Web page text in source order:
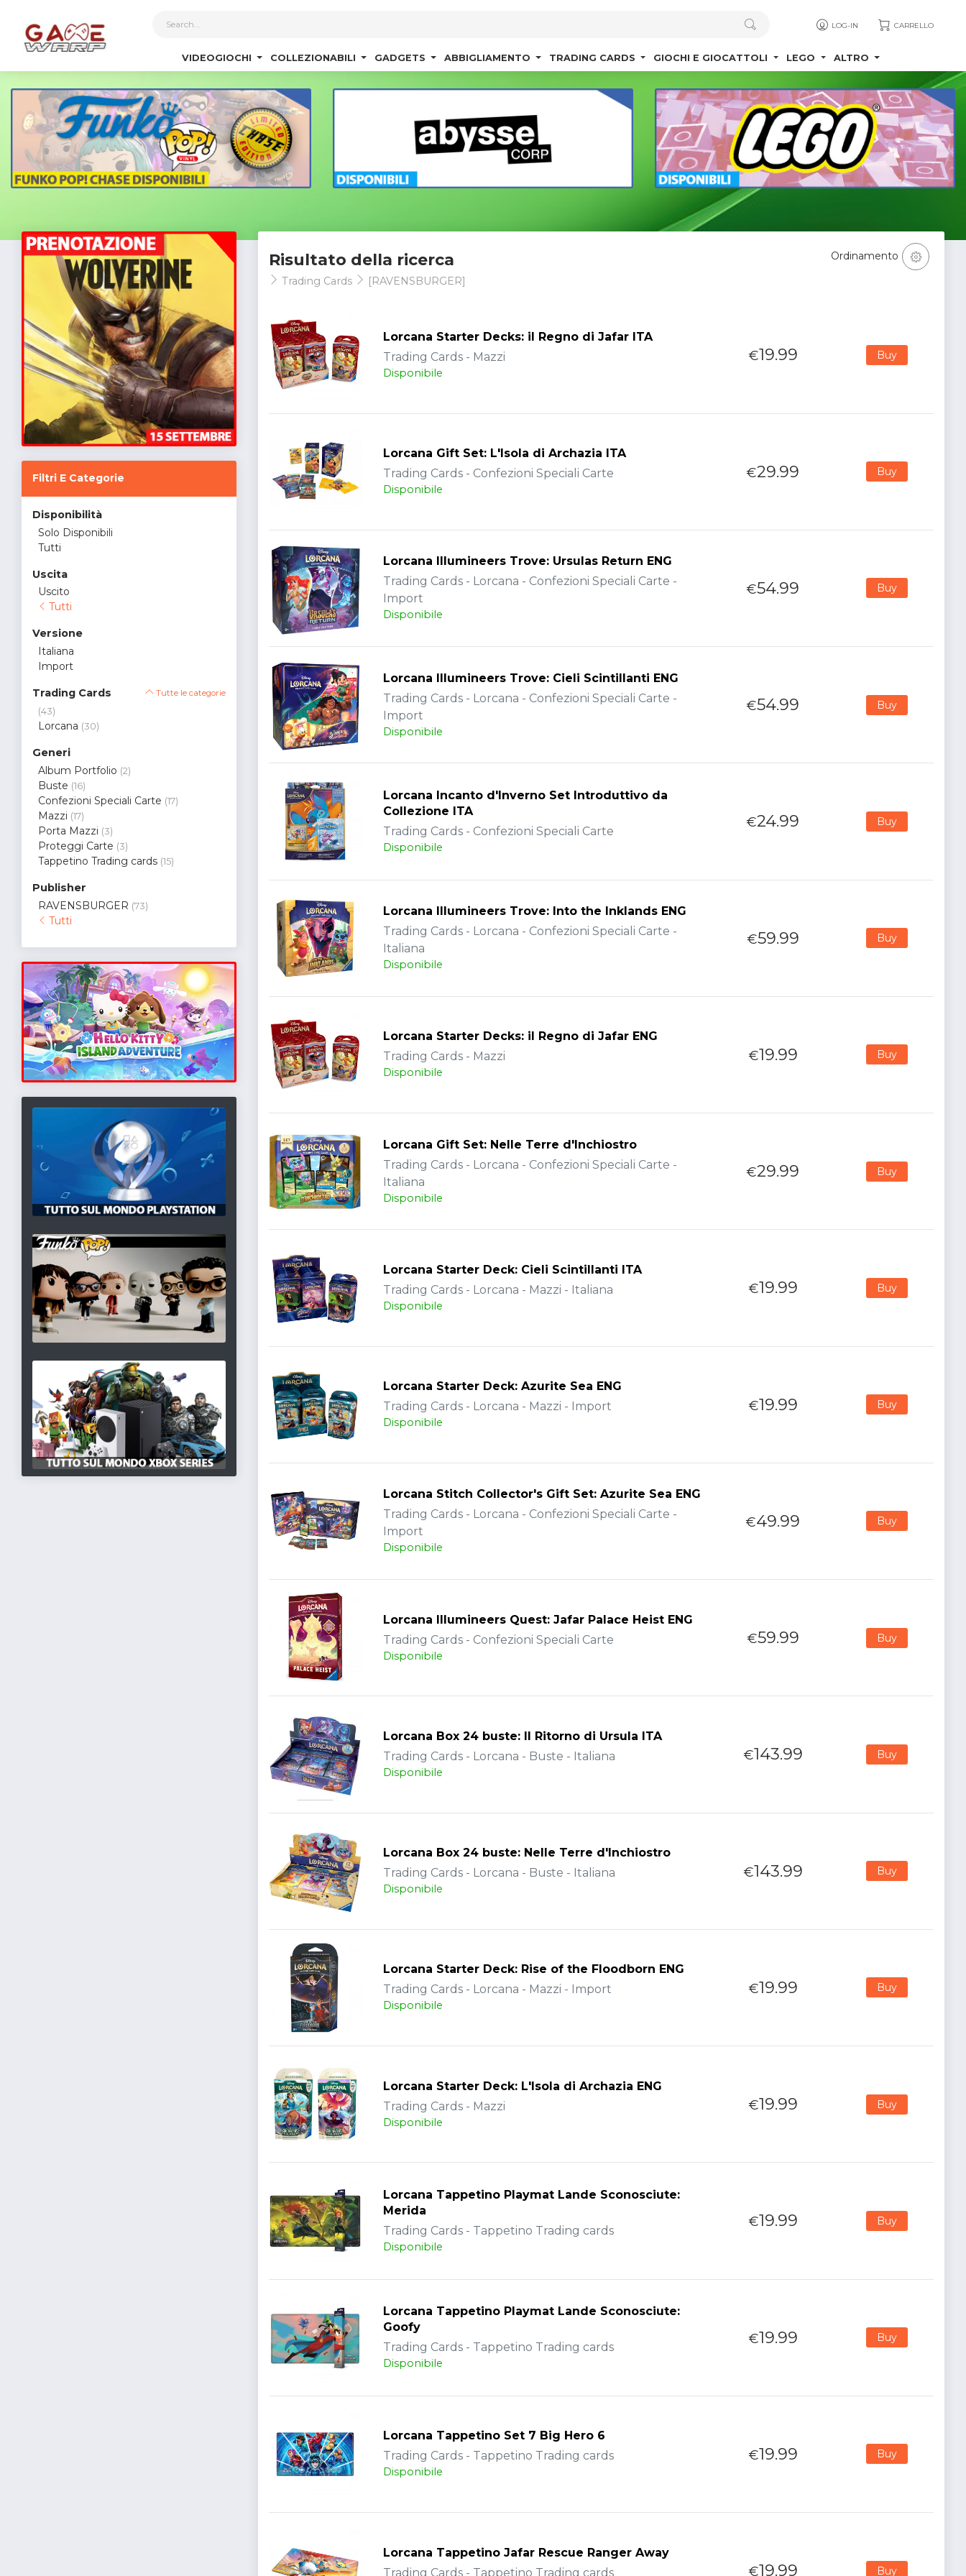
LOG-IN CARRELLO
VIDEOGIOCHI COLLEZIONABILI GADGETS ABBIGLIAMENTO TRADING CARDS GIOCHI E GIOCATTOLI LEGO ALTRO
Filtri E Categorie
Disponibilità
Solo Disponibili
Tutti
Uscita
Uscito
Tutti
Versione
Italiana
Import
Trading Cards Tutte le categorie
(43)
Lorcana (30)
Generi
Album Portfolio (2)
Buste (16)
Confezioni Speciali Carte (17)
Mazzi (17)
Porta Mazzi (3)
Proteggi Carte (3)
Tappetino Trading cards (15)
Publisher
RAVENSBURGER (73)
Tutti
Risultato della ricerca
Trading Cards [RAVENSBURGER]
Ordinamento
Lorcana Starter Decks: il Regno di Jafar ITA
Trading Cards - Mazzi
Disponibile
€19.99 Buy
Lorcana Gift Set: L'Isola di Archazia ITA
Trading Cards - Confezioni Speciali Carte
Disponibile
€29.99 Buy
Lorcana Illumineers Trove: Ursulas Return ENG
Trading Cards - Lorcana - Confezioni Speciali Carte -
Import
Disponibile
€54.99 Buy
Lorcana Illumineers Trove: Cieli Scintillanti ENG
Trading Cards - Lorcana - Confezioni Speciali Carte -
Import
Disponibile
€54.99 Buy
Lorcana Incanto d'Inverno Set Introduttivo da
Collezione ITA
Trading Cards - Confezioni Speciali Carte
Disponibile
€24.99 Buy
Lorcana Illumineers Trove: Into the Inklands ENG
Trading Cards - Lorcana - Confezioni Speciali Carte -
Italiana
Disponibile
€59.99 Buy
Lorcana Starter Decks: il Regno di Jafar ENG
Trading Cards - Mazzi
Disponibile
€19.99 Buy
Lorcana Gift Set: Nelle Terre d'Inchiostro
Trading Cards - Lorcana - Confezioni Speciali Carte -
Italiana
Disponibile
€29.99 Buy
Lorcana Starter Deck: Cieli Scintillanti ITA
Trading Cards - Lorcana - Mazzi - Italiana
Disponibile
€19.99 Buy
Lorcana Starter Deck: Azurite Sea ENG
Trading Cards - Lorcana - Mazzi - Import
Disponibile
€19.99 Buy
Lorcana Stitch Collector's Gift Set: Azurite Sea ENG
Trading Cards - Lorcana - Confezioni Speciali Carte -
Import
Disponibile
€49.99 Buy
Lorcana Illumineers Quest: Jafar Palace Heist ENG
Trading Cards - Confezioni Speciali Carte
Disponibile
€59.99 Buy
Lorcana Box 24 buste: Il Ritorno di Ursula ITA
Trading Cards - Lorcana - Buste - Italiana
Disponibile
€143.99 Buy
Lorcana Box 24 buste: Nelle Terre d'Inchiostro
Trading Cards - Lorcana - Buste - Italiana
Disponibile
€143.99 Buy
Lorcana Starter Deck: Rise of the Floodborn ENG
Trading Cards - Lorcana - Mazzi - Import
Disponibile
€19.99 Buy
Lorcana Starter Deck: L'Isola di Archazia ENG
Trading Cards - Mazzi
Disponibile
€19.99 Buy
Lorcana Tappetino Playmat Lande Sconosciute:
Merida
Trading Cards - Tappetino Trading cards
Disponibile
€19.99 Buy
Lorcana Tappetino Playmat Lande Sconosciute:
Goofy
Trading Cards - Tappetino Trading cards
Disponibile
€19.99 Buy
Lorcana Tappetino Set 7 Big Hero 6
Trading Cards - Tappetino Trading cards
Disponibile
€19.99 Buy
Lorcana Tappetino Jafar Rescue Ranger Away
Trading Cards - Tappetino Trading cards
€19.99 Buy